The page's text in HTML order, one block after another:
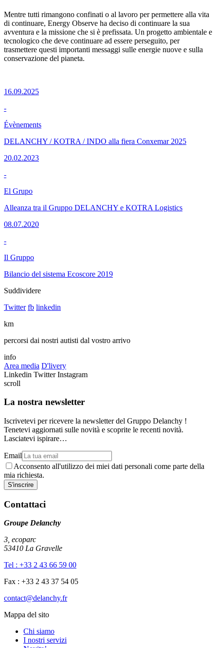
Mentre tutti rimangono confinati o al lavoro per permettere alla vita
di continuare, Energy Observe ha deciso di continuare la sua
avventura e la missione che si è prefissata. Un progetto ambientale e
tecnologico che deve continuare ad essere perseguito, per
trasmettere questi importanti messaggi sulle energie nuove e sulla
conservazione del pianeta.
16.09.2025
-
Évènements
DELANCHY / KOTRA / INDO alla fiera Conxemar 2025
20.02.2023
-
El Grupo
Alleanza tra il Gruppo DELANCHY e KOTRA Logistics
08.07.2020
-
Il Gruppo
Bilancio del sistema Ecoscore 2019
Suddividere
Twitter fb linkedin
km
percorsi dai nostri autisti dal vostro arrivo
info
Area media D'livery
Linkedin Twitter Instagram
scroll
La nostra newsletter
Iscrivetevi per ricevere la newsletter del Gruppo Delanchy !
Tenetevi aggiornati sulle novità e scoprite le recenti novità.
Lasciatevi ispirare…
Email
Acconsento all'utilizzo dei miei dati personali come parte della
mia richiesta.
Contattaci
Groupe Delanchy
3, ecoparc
53410 La Gravelle
Tel : +33 2 43 66 59 00
Fax : +33 2 43 37 54 05
contact@delanchy.fr
Mappa del sito
Chi siamo
I nostri servizi